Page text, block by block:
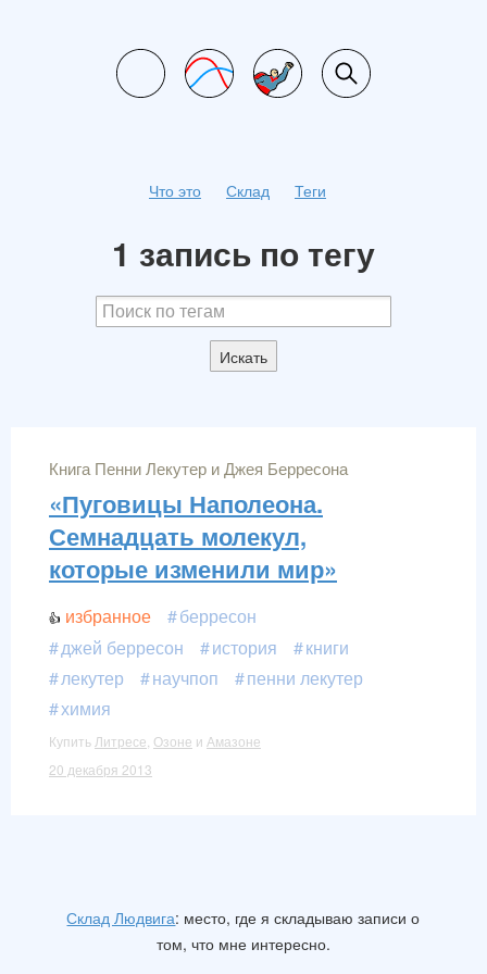
Что это Склад Теги
1 запись по тегу
Искать
Книга Пенни Лекутер и Джея Берресона
«Пуговицы Наполеона.
Семнадцать молекул,
которые изменили мир»
избранное
берресон
джей берресон
история
книги
лекутер
научпоп
пенни лекутер
химия
Купить Литресе Озоне и Амазоне
20 декабря 2013
Склад Людвига: место, где я складываю записи о
том, что мне интересно.